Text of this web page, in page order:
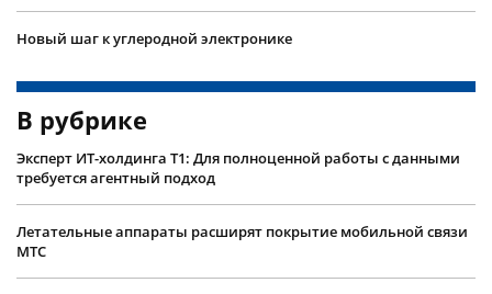
Новый шаг к углеродной электронике
В рубрике
Эксперт ИТ-холдинга Т1: Для полноценной работы с данными
требуется агентный подход
Летательные аппараты расширят покрытие мобильной связи
МТС